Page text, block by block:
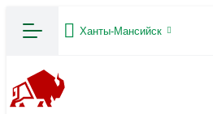
Ханты-Мансийск